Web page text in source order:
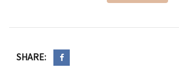
SHARE: